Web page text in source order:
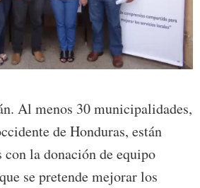
Al menos 30 municipalidades,
de Honduras, están
con la donación de equipo
se pretende mejorar los